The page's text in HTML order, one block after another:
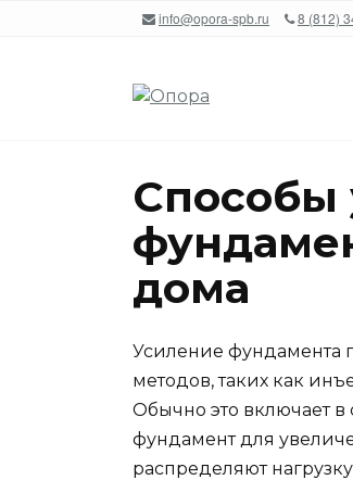
info@opora-spb.ru 8 (812)
Способы
дома
Усиление
методов, таких как
Обычно это включает
фундамент для
распределяют